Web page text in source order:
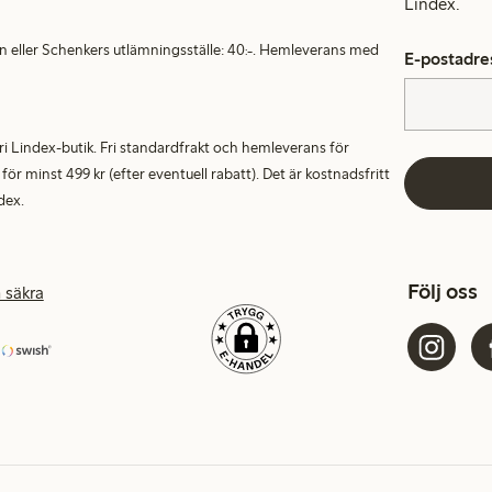
eller Schenkers utlämningsställe: 40:-. Hemleverans med
Lindex-butik. Fri standardfrakt och hemleverans för
minst 499 kr (efter eventuell rabatt). Det är kostnadsfritt
E-
Följ oss